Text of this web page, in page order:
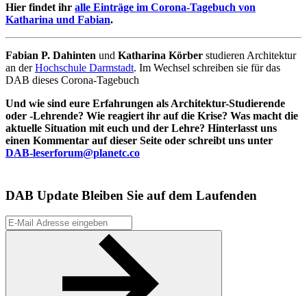
Hier findet ihr alle Einträge im Corona-Tagebuch von
Katharina und Fabian.
Fabian P. Dahinten und Katharina Körber studieren Architektur
an derHochschule Darmstadt. Im Wechsel schreiben sie für das
DAB dieses Corona-Tagebuch
Und wie sind eure Erfahrungen als Architektur-Studierende
oder -Lehrende? Wie reagiert ihr auf die Krise? Was macht die
aktuelle Situation mit euch und der Lehre? Hinterlasst uns
einen Kommentar auf dieser Seite oder schreibt uns unter
DAB-leserforum@planetc.co
DAB Update Bleiben Sie auf dem Laufenden